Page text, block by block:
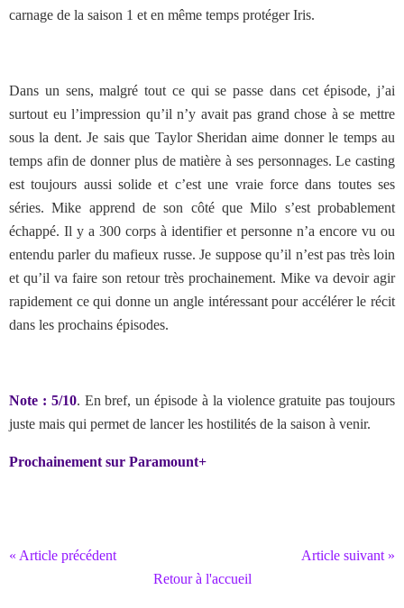
carnage de la saison 1 et en même temps protéger Iris.
Dans un sens, malgré tout ce qui se passe dans cet épisode, j’ai
surtout eu l’impression qu’il n’y avait pas grand chose à se mettre
sous la dent. Je sais que Taylor Sheridan aime donner le temps au
temps afin de donner plus de matière à ses personnages. Le casting
est toujours aussi solide et c’est une vraie force dans toutes ses
séries. Mike apprend de son côté que Milo s’est probablement
échappé. Il y a 300 corps à identifier et personne n’a encore vu ou
entendu parler du mafieux russe. Je suppose qu’il n’est pas très loin
et qu’il va faire son retour très prochainement. Mike va devoir agir
rapidement ce qui donne un angle intéressant pour accélérer le récit
dans les prochains épisodes.
Note : 5/10. En bref, un épisode à la violence gratuite pas toujours
juste mais qui permet de lancer les hostilités de la saison à venir.
Prochainement sur Paramount+
« Article précédent
Article suivant »
Retour à l'accueil